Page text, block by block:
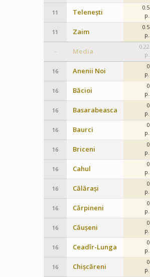
11 Telenești
0.5
p.
11 Zaim
0.5
p.
– Media
0.22
p.
16 Anenii Noi
0
p.
16 Băcioi
0
p.
16 Basarabeasca
0
p.
16 Baurci
0
p.
16 Briceni
0
p.
16 Cahul
0
p.
16 Călărași
0
p.
16 Cărpineni
0
p.
16 Căușeni
0
p.
16 Ceadîr-Lunga
0
p.
16 Chișcăreni
0
p.